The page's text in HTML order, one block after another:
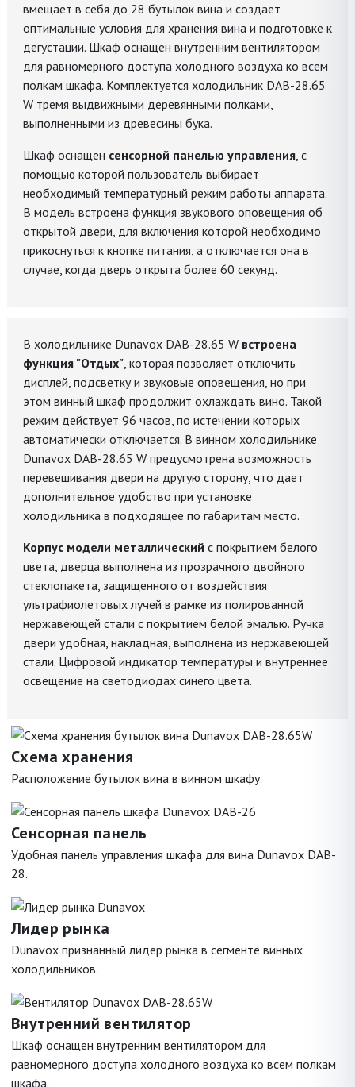
вмещает в себя до 28 бутылок вина и создает
оптимальные условия для хранения вина и подготовке к
дегустации. Шкаф оснащен внутренним вентилятором
для равномерного доступа холодного воздуха ко всем
полкам шкафа. Комплектуется холодильник DAB-28.65
W тремя выдвижными деревянными полками,
выполненными из древесины бука.
Шкаф оснащен сенсорной панелью управления, с
помощью которой пользователь выбирает
необходимый температурный режим работы аппарата.
В модель встроена функция звукового оповещения об
открытой двери, для включения которой необходимо
прикоснуться к кнопке питания, а отключается она в
случае, когда дверь открыта более 60 секунд.
В холодильнике Dunavox DAB-28.65 W встроена
функция "Отдых", которая позволяет отключить
дисплей, подсветку и звуковые оповещения, но при
этом винный шкаф продолжит охлаждать вино. Такой
режим действует 96 часов, по истечении которых
автоматически отключается. В винном холодильнике
Dunavox DAB-28.65 W предусмотрена возможность
перевешивания двери на другую сторону, что дает
дополнительное удобство при установке
холодильника в подходящее по габаритам место.
Корпус модели металлический с покрытием белого
цвета, дверца выполнена из прозрачного двойного
стеклопакета, защищенного от воздействия
ультрафиолетовых лучей в рамке из полированной
нержавеющей стали с покрытием белой эмалью. Ручка
двери удобная, накладная, выполнена из нержавеющей
стали. Цифровой индикатор температуры и внутреннее
освещение на светодиодах синего цвета.
Схема хранения
Расположение бутылок вина в винном шкафу.
Сенсорная панель
Удобная панель управления шкафа для вина Dunavox DAB-
28.
Лидер рынка
Dunavox признанный лидер рынка в сегменте винных
холодильников.
Внутренний вентилятор
Шкаф оснащен внутренним вентилятором для
равномерного доступа холодного воздуха ко всем полкам
шкафа.